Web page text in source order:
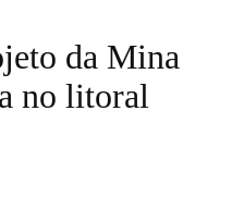
da Mina
no litoral